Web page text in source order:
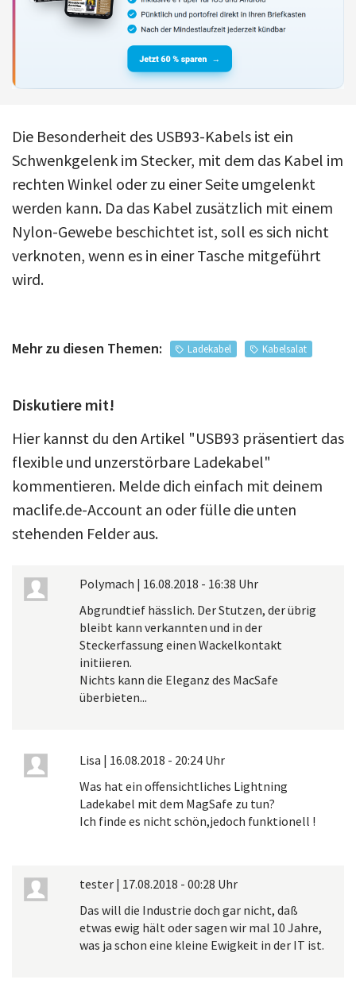
Die Besonderheit des USB93-Kabels ist ein
Schwenkgelenk im Stecker, mit dem das Kabel im
rechten Winkel oder zu einer Seite umgelenkt
werden kann. Da das Kabel zusätzlich mit einem
Nylon-Gewebe beschichtet ist, soll es sich nicht
verknoten, wenn es in einer Tasche mitgeführt
wird.
Mehr zu diesen Themen: Ladekabel Kabelsalat
Diskutiere mit!
Hier kannst du den Artikel "USB93 präsentiert das
flexible und unzerstörbare Ladekabel"
kommentieren. Melde dich einfach mit deinem
maclife.de-Account an oder fülle die unten
stehenden Felder aus.
Polymach | 16.08.2018 - 16:38 Uhr
Abgrundtief hässlich. Der Stutzen, der übrig
bleibt kann verkannten und in der
Steckerfassung einen Wackelkontakt
initiieren.
Nichts kann die Eleganz des MacSafe
überbieten...
Lisa | 16.08.2018 - 20:24 Uhr
Was hat ein offensichtliches Lightning
Ladekabel mit dem MagSafe zu tun?
Ich finde es nicht schön,jedoch funktionell !
tester | 17.08.2018 - 00:28 Uhr
Das will die Industrie doch gar nicht, daß
etwas ewig hält oder sagen wir mal 10 Jahre,
was ja schon eine kleine Ewigkeit in der IT ist.